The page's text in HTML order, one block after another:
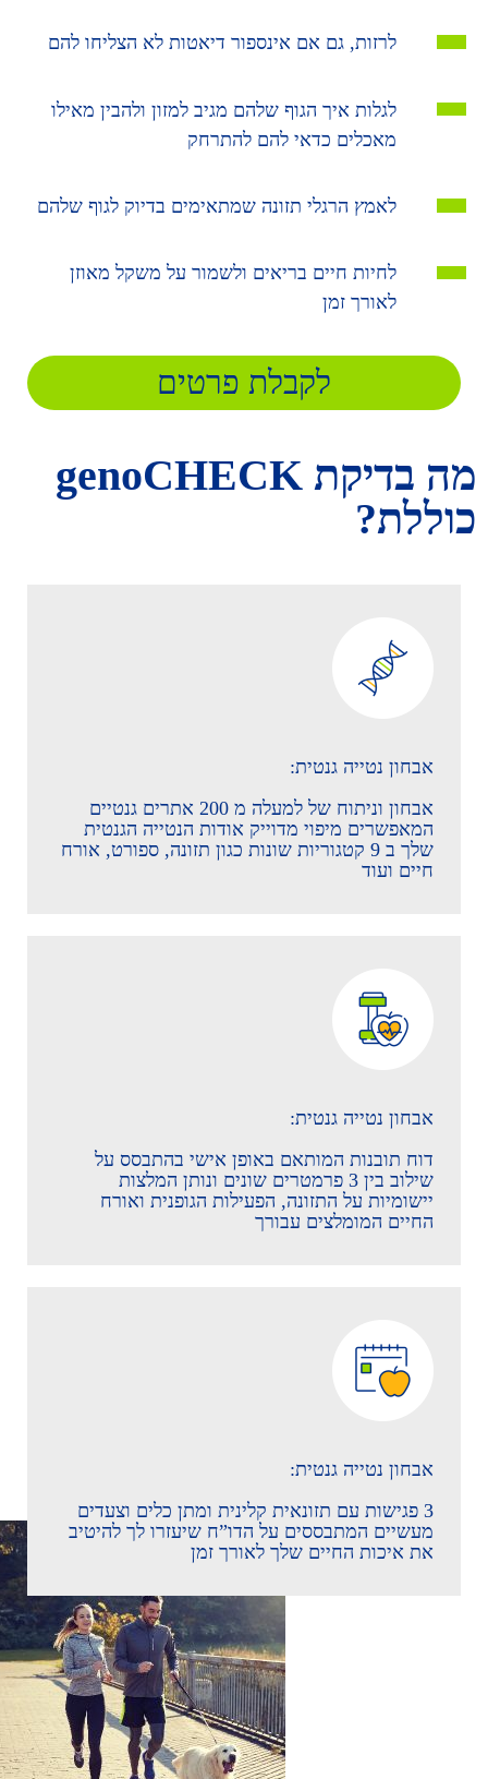
לרזות, גם אם אינספור דיאטות לא הצליחו להם
לגלות איך הגוף שלהם מגיב למזון ולהבין מאילו
מאכלים כדאי להם להתרחק
לאמץ הרגלי תזונה שמתאימים בדיוק לגוף שלהם
לחיות חיים בריאים ולשמור על משקל מאוזן
לאורך זמן
לקבלת פרטים
מה בדיקת genoCHECK
כוללת?
אבחון נטייה גנטית:
אבחון וניתוח של למעלה מ 200 אתרים גנטיים
המאפשרים מיפוי מדוייק אודות הנטייה הגנטית
שלך ב 9 קטגוריות שונות כגון תזונה, ספורט, אורח
חיים ועוד
אבחון נטייה גנטית:
דוח תובנות המותאם באופן אישי בהתבסס על
שילוב בין 3 פרמטרים שונים ונותן המלצות
יישומיות על התזונה, הפעילות הגופנית ואורח
החיים המומלצים עבורך
אבחון נטייה גנטית:
3 פגישות עם תזונאית קלינית ומתן כלים וצעדים
מעשיים המתבססים על הדו”ח שיעזרו לך להיטיב
את איכות החיים שלך לאורך זמן